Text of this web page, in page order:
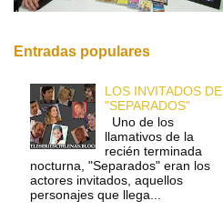
Entradas populares
LOS INVITADOS DE
"SEPARADOS"
Uno de los
llamativos de la
recién terminada
nocturna, "Separados" eran los
actores invitados, aquellos
personajes que llega...